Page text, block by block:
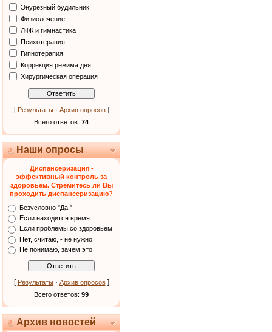
Энурезный будильник
Физиолечение
ЛФК и гимнастика
Психотерапия
Гипнотерапия
Коррекция режима дня
Хирургическая операция
[ Результаты· Архив опросов]
Всего ответов: 74
Наши опросы
Диспансеризация -
эффективный контроль за
здоровьем. Стремитесь ли Вы
проходить диспансеризацию?
Безусловно "Да!"
Если находится время
Если проблемы со здоровьем
Нет, считаю, - не нужно
Не понимаю, зачем это
[ Результаты· Архив опросов]
Всего ответов: 99
Архив новостей